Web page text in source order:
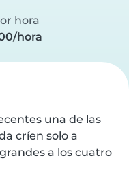
hora
hora
una de las
críen solo a
a los cuatro